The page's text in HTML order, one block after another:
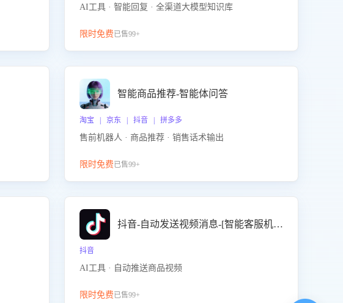
AI工具 · 智能回复 · 全渠道大模型知识库
限时免费已售99+
智能商品推荐-智能体问答
淘宝 | 京东 | 抖音 | 拼多多
售前机器人 · 商品推荐 · 销售话术输出
限时免费已售99+
抖音-自动发送视频消息-[智能客服机器人]
抖音
AI工具 · 自动推送商品视频
限时免费已售99+